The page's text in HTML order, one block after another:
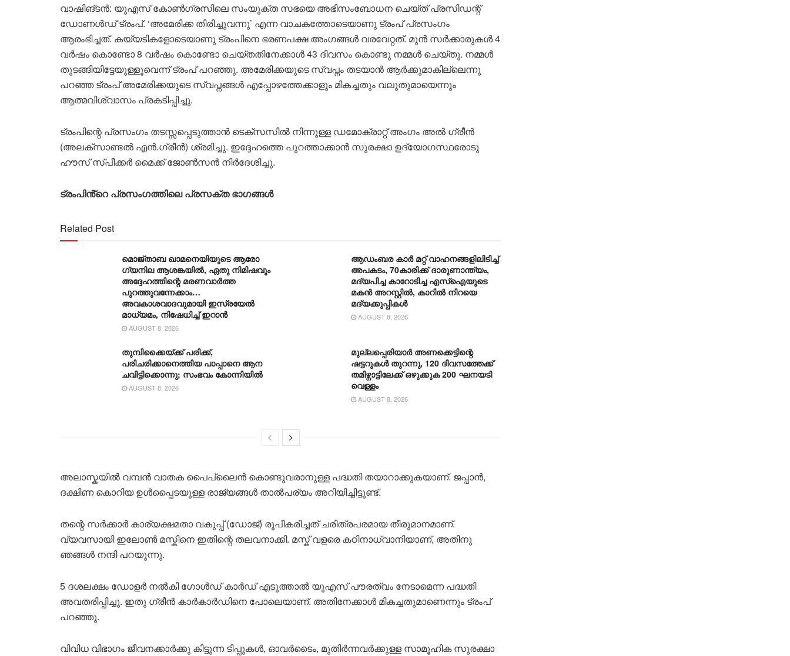
വാഷിങ്ടൻ: യുഎസ് കോൺഗ്രസിലെ സംയുക്ത സഭയെ അഭിസംബോധന ചെയ്ത് പ്രസിഡന്റ്
ഡോണൾഡ് ട്രംപ്. ‘അമേരിക്ക തിരിച്ചുവന്നു’ എന്ന വാചകത്തോടെയാണു ട്രംപ് പ്രസംഗം
ആരംഭിച്ചത്. കയ്യടികളോടെയാണു ട്രംപിനെ ഭരണപക്ഷ അംഗങ്ങൾ വരവേറ്റത്. മുൻ സർക്കാരുകൾ 4
വർഷം കൊണ്ടോ 8 വർഷം കൊണ്ടോ ചെയ്തതിനേക്കാൾ 43 ദിവസം കൊണ്ടു നമ്മൾ ചെയ്തു. നമ്മൾ
തുടങ്ങിയിട്ടേയുള്ളൂവെന്ന് ട്രംപ് പറഞ്ഞു. അമേരിക്കയുടെ സ്വപ്നം തടയാൻ ആർക്കുമാകില്ലെന്നു
പറഞ്ഞ ട്രംപ് അമേരിക്കയുടെ സ്വപ്നങ്ങൾ എപ്പോഴത്തേക്കാളും മികച്ചതും വലുതുമായെന്നും
ആത്മവിശ്വാസം പ്രകടിപ്പിച്ചു.
ട്രംപിന്റെ പ്രസംഗം തടസ്സപ്പെടുത്താൻ ടെക്സസിൽ നിന്നുള്ള ഡമോക്രാറ്റ് അംഗം അൽ ഗ്രീൻ
(അലക്സാണ്ടൽ എൻ.ഗ്രീൻ) ശ്രമിച്ചു. ഇദ്ദേഹത്തെ പുറത്താക്കാൻ സുരക്ഷാ ഉദ്യോഗസ്ഥരോടു
ഹൗസ് സ്പീക്കർ മൈക്ക് ജോൺസൻ നിർദേശിച്ചു.
ട്രംപിൻ്റെ പ്രസം​ഗത്തിലെ പ്രസക്ത ഭാ​ഗങ്ങൾ
Related Post
മൊജ്താബ ഖാമനെയിയുടെ ആരോ​
ഗ്യനില ആശങ്കയിൽ, ഏതു നിമിഷവും
അദ്ദേഹത്തിന്റെ മരണവാർത്ത
പുറത്തുവന്നേക്കാം…
അവകാശവാദവുമായി ഇസ്രയേൽ
മാധ്യമം, നിഷേധിച്ച് ഇറാൻ
AUGUST 8, 2026
ആഡംബര കാര്‍ മറ്റ് വാഹനങ്ങളിലിടിച്ച്
അപകടം, 70കാരിക്ക് ദാരുണാന്ത്യം,
മദ്യപിച്ച കാറോടിച്ച എസ്ഐയുടെ
മകന്‍ അറസ്റ്റില്‍, കാറില്‍ നിറയെ
മദ്യക്കുപ്പികള്‍
AUGUST 8, 2026
തുമ്പിക്കൈയ്ക്ക് പരിക്ക്,
പരിചരിക്കാനെത്തിയ പാപ്പാനെ ആന
ചവിട്ടിക്കൊന്നു; സംഭവം കോന്നിയിൽ
AUGUST 8, 2026
മുല്ലപ്പെരിയാർ അണക്കെട്ടിന്റെ
ഷട്ടറുകൾ തുറന്നു, 120 ദിവസത്തേക്ക്
തമിഴ്നാ‌ട്ടിലേക്ക് ഒഴുക്കുക 200 ഘനയടി
വെള്ളം
AUGUST 8, 2026
അലാസ്കയിൽ വമ്പൻ വാതക പൈപ്‌ലൈൻ കൊണ്ടുവരാനുള്ള പദ്ധതി തയാറാക്കുകയാണ്. ജപ്പാൻ,
ദക്ഷിണ കൊറിയ ഉൾപ്പെെടയുള്ള രാജ്യങ്ങൾ താൽപര്യം അറിയിച്ചിട്ടുണ്ട്.
തന്റെ സർക്കാർ കാര്യക്ഷമതാ വകുപ്പ് (ഡോജ്) രൂപീകരിച്ചത് ചരിത്രപരമായ തീരുമാനമാണ്.
വ്യവസായി ഇലോൺ മസ്കിനെ ഇതിന്റെ തലവനാക്കി. മസ്ക് വളരെ കഠിനാധ്വാനിയാണ്, അതിനു
‍ഞങ്ങൾ നന്ദി പറയുന്നു.
5 ദശലക്ഷം ഡോളർ നൽകി ഗോൾഡ് കാർഡ് എടുത്താൽ യുഎസ് പൗരത്വം നേടാമെന്ന പദ്ധതി
അവതരിപ്പിച്ചു. ഇതു ഗ്രീൻ കാർകാർഡിനെ പോലെയാണ്. അതിനേക്കാൾ മികച്ചതുമാണെന്നും ട്രംപ്
പറഞ്ഞു.
വിവിധ വിഭാഗം ജീവനക്കാർക്കു കിട്ടുന്ന ടിപ്പുകൾ, ഓവർടൈം, മുതിർന്നവർക്കുള്ള സാമൂഹിക സുരക്ഷാ